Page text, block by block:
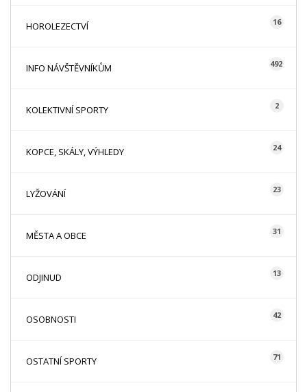
HOROLEZECTVÍ 16
INFO NÁVŠTĚVNÍKŮM 492
KOLEKTIVNÍ SPORTY 2
KOPCE, SKÁLY, VÝHLEDY 24
LYŽOVÁNÍ 23
MĚSTA A OBCE 31
ODJINUD 13
OSOBNOSTI 42
OSTATNÍ SPORTY 71